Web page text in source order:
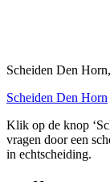
Scheiden Den
Scheiden Den Horn
Klik op de knop
vragen door een
in echtscheiding.